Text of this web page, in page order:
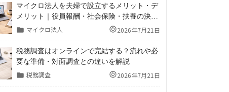
マイクロ法人を夫婦で設立するメリット・デ
メリット｜役員報酬・社会保険・扶養の決め
方 マイクロ法人 2026年7月21日
税務調査はオンラインで完結する？流れや必
要な準備・対面調査との違いを解説
税務調査 2026年7月21日